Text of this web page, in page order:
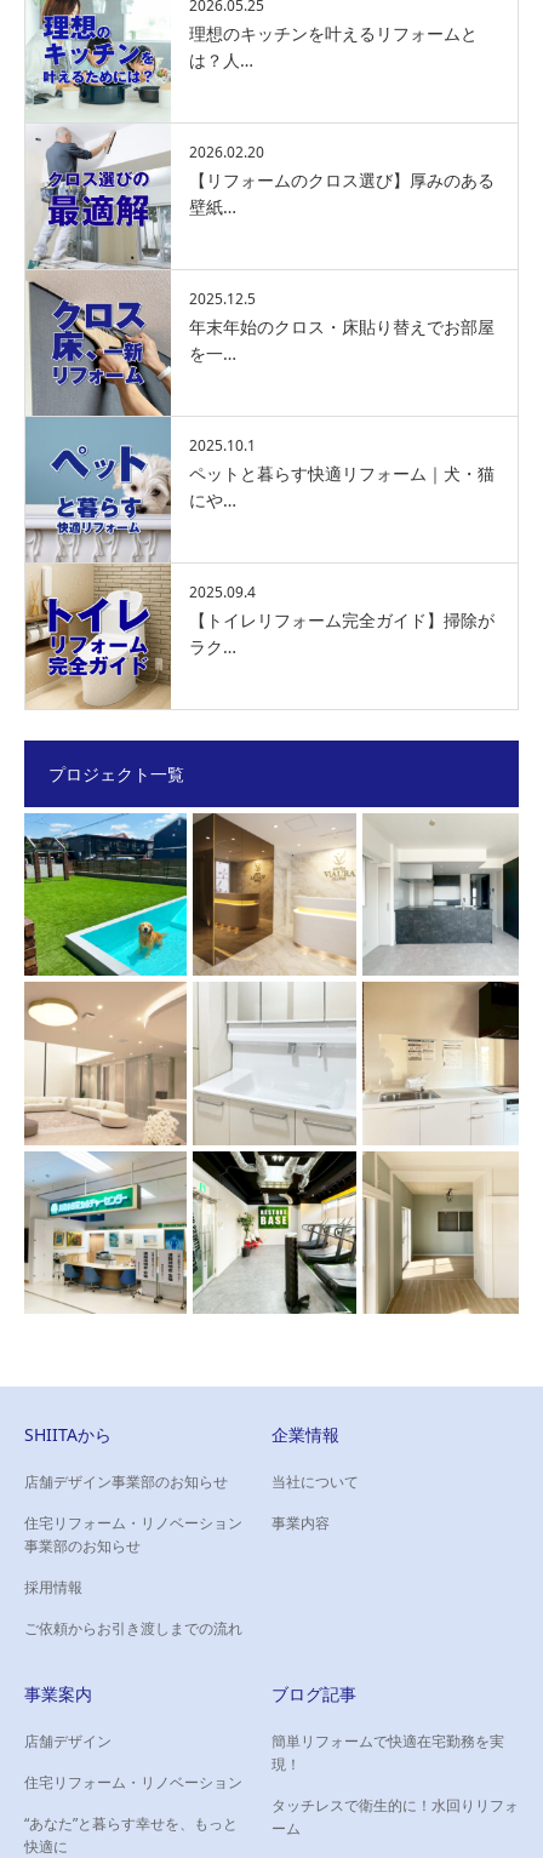
2026.05.25
理想のキッチンを叶えるリフォームと
は？人…
2026.02.20
【リフォームのクロス選び】厚みのある
壁紙…
2025.12.5
年末年始のクロス・床貼り替えでお部屋
を一…
2025.10.1
ペットと暮らす快適リフォーム｜犬・猫
にや…
2025.09.4
【トイレリフォーム完全ガイド】掃除が
ラク…
プロジェクト一覧
SHIITAから
店舗デザイン事業部のお知らせ
住宅リフォーム・リノベーション
事業部のお知らせ
採用情報
ご依頼からお引き渡しまでの流れ
企業情報
当社について
事業内容
事業案内
店舗デザイン
住宅リフォーム・リノベーション
“あなた”と暮らす幸せを、もっと
快適に
ブログ記事
簡単リフォームで快適在宅勤務を実
現！
タッチレスで衛生的に！水回りリフォ
ーム